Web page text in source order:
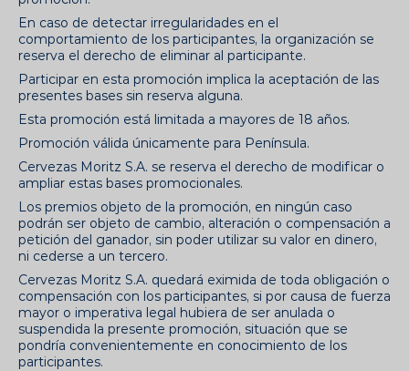
En caso de detectar irregularidades en el
comportamiento de los participantes, la organización se
reserva el derecho de eliminar al participante.
Participar en esta promoción implica la aceptación de las
presentes bases sin reserva alguna.
Esta promoción está limitada a mayores de 18 años.
Promoción válida únicamente para Península.
Cervezas Moritz S.A. se reserva el derecho de modificar o
ampliar estas bases promocionales.
Los premios objeto de la promoción, en ningún caso
podrán ser objeto de cambio, alteración o compensación a
petición del ganador, sin poder utilizar su valor en dinero,
ni cederse a un tercero.
Cervezas Moritz S.A. quedará eximida de toda obligación o
compensación con los participantes, si por causa de fuerza
mayor o imperativa legal hubiera de ser anulada o
suspendida la presente promoción, situación que se
pondría convenientemente en conocimiento de los
participantes.